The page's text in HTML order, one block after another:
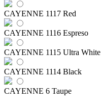
CAYENNE 1117 Red
CAYENNE 1116 Espreso
CAYENNE 1115 Ultra White
CAYENNE 1114 Black
CAYENNE 6 Taupe